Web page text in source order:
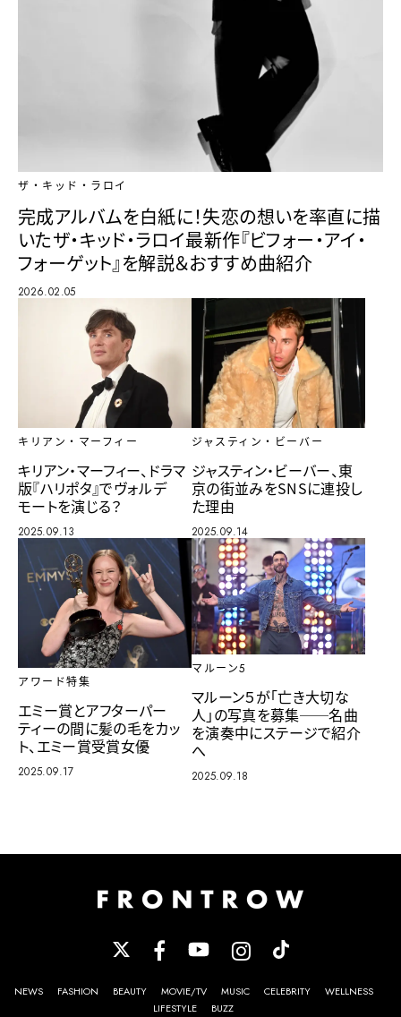
ザ・キッド・ラロイ
完成アルバムを白紙に！失恋の想いを率直に描
いたザ・キッド・ラロイ最新作『ビフォー・アイ・
フォーゲット』を解説＆おすすめ曲紹介
2026.02.05
キリアン・マーフィー
キリアン・マーフィー、ドラマ
版『ハリポタ』でヴォルデ
モートを演じる？
2025.09.13
ジャスティン・ビーバー
ジャスティン・ビーバー、東
京の街並みをSNSに連投し
た理由
2025.09.14
アワード特集
エミー賞とアフターパー
ティーの間に髪の毛をカッ
ト、エミー賞受賞女優
2025.09.17
マルーン5
マルーン５が「亡き大切な
人」の写真を募集──名曲
を演奏中にステージで紹介
へ
2025.09.18
NEWS FASHION BEAUTY MOVIE/TV MUSIC CELEBRITY
WELLNESS
LIFESTYLE
BUZZ